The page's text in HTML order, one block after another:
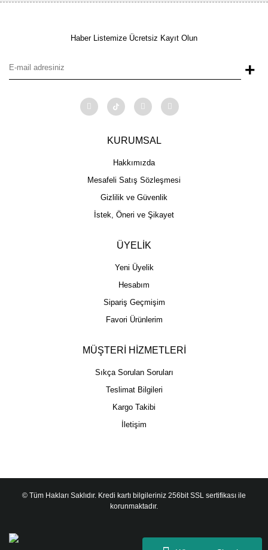
Haber Listemize Ücretsiz Kayıt Olun
+
KURUMSAL
Hakkımızda
Mesafeli Satış Sözleşmesi
Gizlilik ve Güvenlik
İstek, Öneri ve Şikayet
ÜYELİK
Yeni Üyelik
Hesabım
Sipariş Geçmişim
Favori Ürünlerim
MÜŞTERİ HİZMETLERİ
Sıkça Sorulan Soruları
Teslimat Bilgileri
Kargo Takibi
İletişim
© Tüm Hakları Saklıdır. Kredi kartı bilgileriniz 256bit SSL sertifikası ile
korunmaktadır.